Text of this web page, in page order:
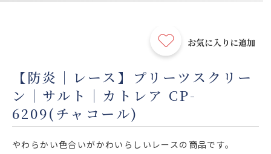
製品をさがす
店舗をさがす
お気に入りに追加
【防炎｜レース】プリーツスクリー
ン｜サルト｜カトレア CP-
6209(チャコール)
やわらかい色合いがかわいらしいレースの商品です。